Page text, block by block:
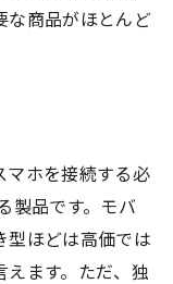
な商品がほとんど
マホを接続する必
製品です。モバ
型ほどは高価では
えます。ただ、独